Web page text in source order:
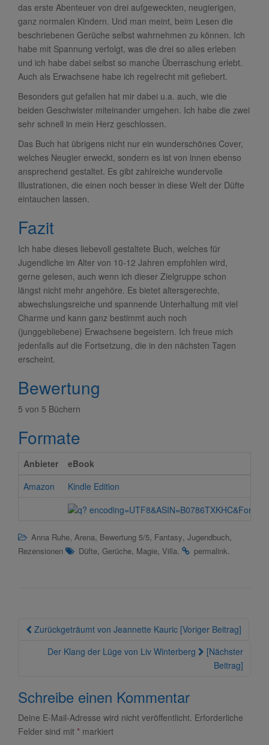
das erste Abenteuer von drei aufgeweckten, neugierigen,
ganz normalen Kindern. Und man meint, beim Lesen die
beschriebenen Gerüche selbst wahrnehmen zu können. Ich
habe mit Spannung verfolgt, was die drei so alles erleben
und ich habe dabei selbst so manche Überraschung erlebt.
Auch als Erwachsene habe ich regelrecht mit gefiebert.
Besonders gut gefallen hat mir dabei u.a. auch, wie die
beiden Geschwister miteinander umgehen. Ich habe die zwei
sehr schnell in mein Herz geschlossen.
Das Buch hat übrigens nicht nur ein wunderschönes Cover,
welches Neugier erweckt, sondern es ist von innen ebenso
ansprechend gestaltet. Es gibt zahlreiche wundervolle
Illustrationen, die einen noch besser in diese Welt der Düfte
eintauchen lassen.
Fazit
Ich habe dieses liebevoll gestaltete Buch, welches für
Jugendliche im Alter von 10-12 Jahren empfohlen wird,
gerne gelesen, auch wenn ich dieser Zielgruppe schon
längst nicht mehr angehöre. Es bietet altersgerechte,
abwechslungsreiche und spannende Unterhaltung mit viel
Charme und kann ganz bestimmt auch noch
(junggebliebene) Erwachsene begeistern. Ich freue mich
jedenfalls auf die Fortsetzung, die in den nächsten Tagen
erscheint.
Bewertung
5 von 5 Büchern
Formate
Anbieter
eBook
Amazon
Kindle Edition
Anna Ruhe, Arena, Bewertung 5/5, Fantasy, Jugendbuch,
Rezensionen Düfte, Gerüche, Magie, Villa. permalink.
Beitragsnavigation
Zurückgeträumt von Jeannette Kauric [Voriger Beitrag]
Der Klang der Lüge von Liv Winterberg
[Nächster
Beitrag]
Schreibe einen Kommentar
Deine E-Mail-Adresse wird nicht veröffentlicht. Erforderliche
Felder sind mit * markiert